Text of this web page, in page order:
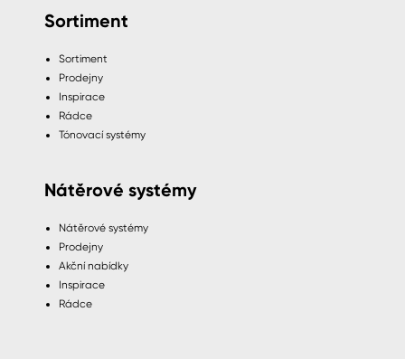
Sortiment
Sortiment
Prodejny
Inspirace
Rádce
Tónovací systémy
Nátěrové systémy
Nátěrové systémy
Prodejny
Akční nabídky
Inspirace
Rádce